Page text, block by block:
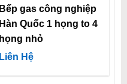
Bếp gas công nghiệp
Hàn Quốc 1 họng to 4
họng nhỏ
Liên Hệ